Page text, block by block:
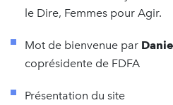
le Dire, Femmes pour Agir.
Mot de bienvenue par
coprésidente de FDFA
Présentation du site